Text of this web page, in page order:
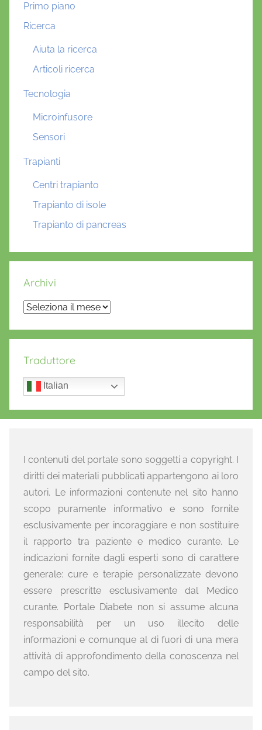
Primo piano
Ricerca
Aiuta la ricerca
Articoli ricerca
Tecnologia
Microinfusore
Sensori
Trapianti
Centri trapianto
Trapianto di isole
Trapianto di pancreas
Archivi
Archivi
Traduttore
Italian
I contenuti del portale sono soggetti a copyright. I
diritti dei materiali pubblicati appartengono ai loro
autori. Le informazioni contenute nel sito hanno
scopo puramente informativo e sono fornite
esclusivamente per incoraggiare e non sostituire
il rapporto tra paziente e medico curante. Le
indicazioni fornite dagli esperti sono di carattere
generale: cure e terapie personalizzate devono
essere prescritte esclusivamente dal Medico
curante. Portale Diabete non si assume alcuna
responsabilità per un uso illecito delle
informazioni e comunque al di fuori di una mera
attività di approfondimento della conoscenza nel
campo del sito.